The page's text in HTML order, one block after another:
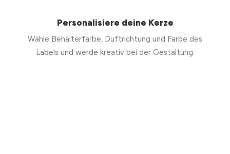
Personalisiere deine Kerze
Wähle Behälterfarbe, Duftrichtung und Farbe des
Labels und werde kreativ bei der Gestaltung.